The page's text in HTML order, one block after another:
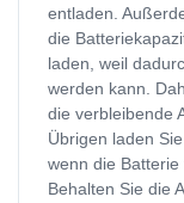
entladen.
die
laden, weil
werden kann.
die verbleibende
Übrigen laden
wenn die
Behalten Sie die